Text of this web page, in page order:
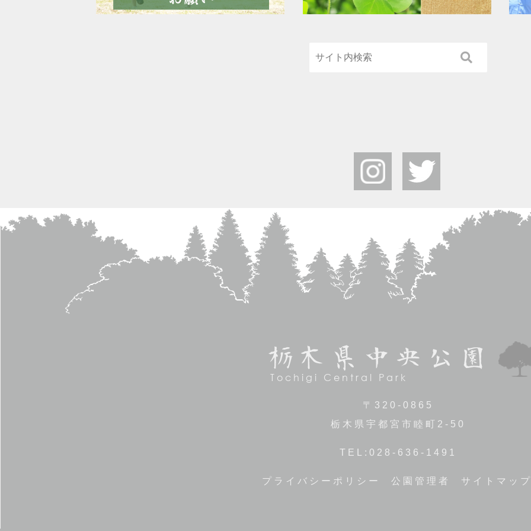
栃木県中央公園
Tochigi Central Park
〒320-0865
栃木県宇都宮市睦町2-50
TEL:028-636-1491
プライバシーポリシー 公園管理者 サイトマッ